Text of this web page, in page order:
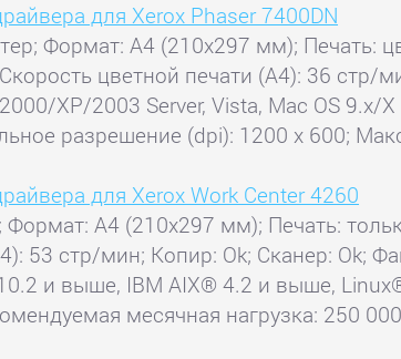
для Xerox Phaser 7400DN
Формат: A4 (210x297 мм); Печать:
цветной печати (А4): 36 стр/
XP/2003 Server, Vista, Mac OS 9.x/
разрешение (dpi): 1200 x 600;
для Xerox Work Center 4260
A4 (210x297 мм); Печать:
53 стр/мин; Копир: Ok; Сканер: Ok;
и выше, IBM AIX® 4.2 и выше,
месячная нагрузка: 250